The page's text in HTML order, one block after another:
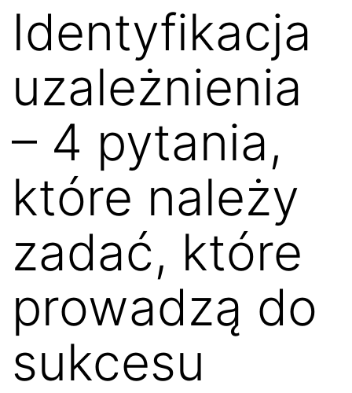
Identyfikacja
uzależnienia
– 4 pytania,
które należy
zadać, które
prowadzą do
sukcesu